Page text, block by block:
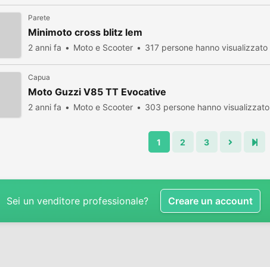
Parete
Minimoto cross blitz lem
2 anni fa Moto e Scooter 317 persone hanno visualizzato
Capua
Moto Guzzi V85 TT Evocative
2 anni fa Moto e Scooter 303 persone hanno visualizzato
1 2 3
Sei un venditore professionale? Creare un account